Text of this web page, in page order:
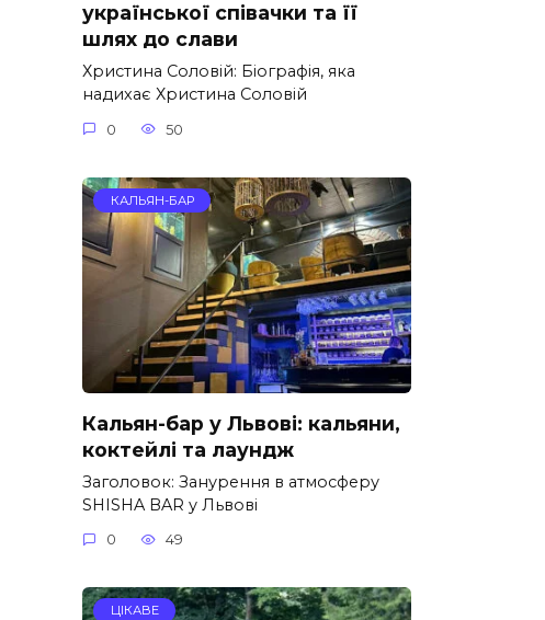
української співачки та її
шлях до слави
Христина Соловій: Біографія, яка
надихає Христина Соловій
0 50
КАЛЬЯН-БАР
Кальян-бар у Львові: кальяни,
коктейлі та лаундж
Заголовок: Занурення в атмосферу
SHISHA BAR у Львові
0 49
ЦІКАВЕ